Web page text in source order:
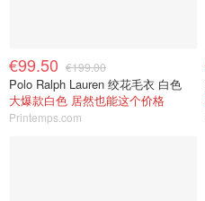
€99.50 €199.00
Polo Ralph Lauren 绞花毛衣 白色
大爆款白色 居然也能这个价格
Printemps.com